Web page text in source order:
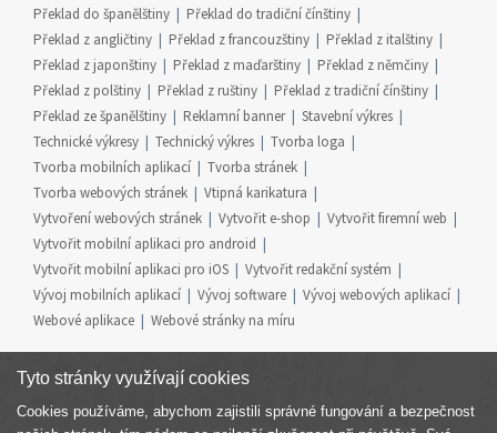
Překlad do španělštiny
Překlad do tradiční čínštiny
Překlad z angličtiny
Překlad z francouzštiny
Překlad z italštiny
Překlad z japonštiny
Překlad z maďarštiny
Překlad z němčiny
Překlad z polštiny
Překlad z ruštiny
Překlad z tradiční čínštiny
Překlad ze španělštiny
Reklamní banner
Stavební výkres
Technické výkresy
Technický výkres
Tvorba loga
Tvorba mobilních aplikací
Tvorba stránek
Tvorba webových stránek
Vtipná karikatura
Vytvoření webových stránek
Vytvořit e-shop
Vytvořit firemní web
Vytvořit mobilní aplikaci pro android
Vytvořit mobilní aplikaci pro iOS
Vytvořit redakční systém
Vývoj mobilních aplikací
Vývoj software
Vývoj webových aplikací
Webové aplikace
Webové stránky na míru
Tyto stránky využívají cookies
Cookies používáme, abychom zajistili správné fungování a bezpečnost